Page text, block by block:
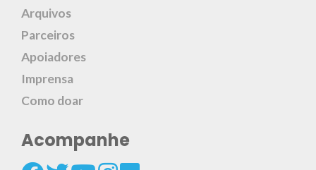
Arquivos
Parceiros
Apoiadores
Imprensa
Como doar
Acompanhe